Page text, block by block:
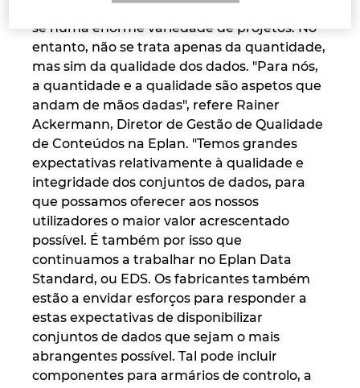
dados de dispositivos disponíveis traduzem-
se numa enorme variedade de projetos. No
entanto, não se trata apenas da quantidade,
mas sim da qualidade dos dados. "Para nós,
a quantidade e a qualidade são aspetos que
andam de mãos dadas", refere Rainer
Ackermann, Diretor de Gestão de Qualidade
de Conteúdos na Eplan. "Temos grandes
expectativas relativamente à qualidade e
integridade dos conjuntos de dados, para
que possamos oferecer aos nossos
utilizadores o maior valor acrescentado
possível. É também por isso que
continuamos a trabalhar no Eplan Data
Standard, ou EDS. Os fabricantes também
estão a envidar esforços para responder a
estas expectativas de disponibilizar
conjuntos de dados que sejam o mais
abrangentes possível. Tal pode incluir
componentes para armários de controlo, a
Indonesia
Ireland
Israel
Italy
Japan
Lithuania
Luxembourg
Malaysia